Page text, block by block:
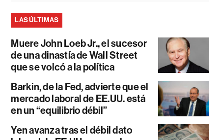
LAS ÚLTIMAS
Muere John Loeb Jr., el sucesor
de una dinastía de Wall Street
que se volcó a la política
Barkin, de la Fed, advierte que el
mercado laboral de EE.UU. está
en un “equilibrio débil”
Yen avanza tras el débil dato